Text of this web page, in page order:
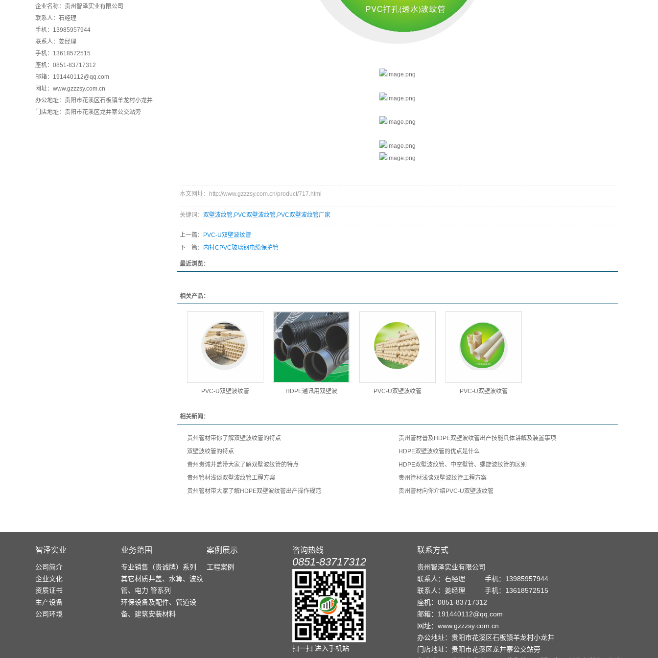
企业名称：贵州智泽实业有限公司
联系人：石经理
手机：13985957944
联系人：姜经理
手机：13618572515
座机：0851-83717312
邮箱：191440112@qq.com
网址： www.gzzzsy.com.cn
办公地址：贵阳市花溪区石板镇羊龙村小龙井
门店地址：贵阳市花溪区龙井寨公交站旁
本文网址：http://www.gzzzsy.com.cn/product/717.html
关键词： 双壁波纹管,PVC双壁波纹管,PVC双壁波纹管厂家
上一篇：
PVC-U双壁波纹管
下一篇： 内衬CPVC玻璃钢电缆保护管
最近浏览：
相关产品：
PVC-U双壁波纹管 HDPE通讯用双壁波 PVC-U双壁波纹管 PVC-U双壁波纹管
相关新闻：
贵州管材带你了解双壁波纹管的特点
贵州管材普及HDPE双壁波纹管出产技能具体讲解及装置事项
​双壁波纹管的特点
HDPE双壁波纹管的优点是什么
贵州贵诚井盖带大家了解​双壁波纹管的特点
HDPE双壁波纹管、中空壁管、螺旋波纹管的区别
贵州管材浅谈双壁波纹管工程方案
贵州管材浅谈双壁波纹管工程方案
贵州管材带大家了解​HDPE双壁波纹管出产操作规范
贵州管材向你介绍PVC-U双壁波纹管
智泽实业
公司简介
企业文化
资质证书
生产设备
公司环境
业务范围
专业销售（贵诚牌）系列
其它材质井盖、水箅、波纹
管、电力 管系列
环保设备及配件、管道设
备、建筑安装材料
案例展示
工程案例
咨询热线
0851-83717312
扫一扫 进入手机站
联系方式
贵州智泽实业有限公司
联系人：石经理 手机：13985957944
联系人：姜经理 手机：13618572515
座机：0851-83717312
邮箱：191440112@qq.com
网址：www.gzzzsy.com.cn
办公地址：贵阳市花溪区石板镇羊龙村小龙井
门店地址：贵阳市花溪区龙井寨公交站旁